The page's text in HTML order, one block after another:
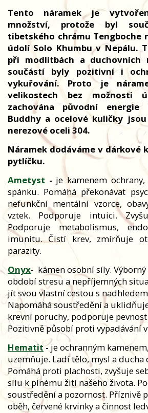
Tento náramek je
množství, protože byl
tibetského chrámu Tengboche
údolí Solo Khumbu v Nepálu.
při modlitbách a duchovních
součástí byly pozitivní i
vykuřování. Proto je
velikostech bez možnosti
zachována původní energie
Buddhy a ocelové kuličky
nerezové oceli 304.
Náramek dodáváme v dárkové
pytlíčku.
Ametyst - je kamenem
spánku. Pomáhá překonávat
nefunkční mentální vzorce,
vztek. Podporuje intuici.
Podporuje metabolismus,
imunitu. Čistí krev, zmírňuje
parazity.
Onyx- kámen osobní síly.
období stresu a nepříjemných
jít svou vlastní cestou s
Napomáhá soustředění a
krevní poruchy, podporuje
Pozitivně působí proti vypadávání
Hematit-je ochranným
uzemňuje. Ladí tělo, mysl a ducha
Pomáhá proti plachosti, zvyšuje
sílu k plnému žití našeho života.
soustředění a pozornost. Příznivě
oběh, červené krvinky a činnost